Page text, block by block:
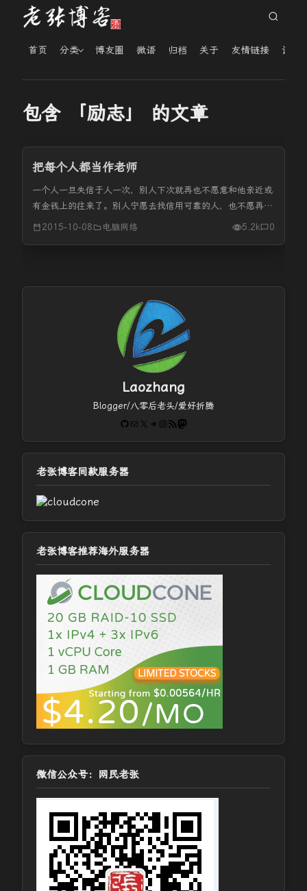
首页 分类 博友圈 微语 归档 关于 友情链接 读者
包含 「励志」 的文章
把每个人都当作老师
一个人一旦失信于人一次，别人下次就再也不愿意和他亲近或
有金钱上的往来了。别人宁愿去找信用可靠的人，也不愿再找
他，因为他的不守信用会惹出许多麻烦来。 在平时的人际交
2015-10-08 电脑网络 5.2k 0
Laozhang
Blogger/八零后老头/爱好折腾
GitHub
电子邮件 X Telegram
Instagram
RSS FeedMastodon
老张博客同款服务器
老张博客推荐海外服务器
微信公众号：网民老张